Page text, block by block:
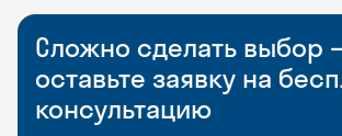
Сложно сделать выбор
оставьте заявку на
консультацию